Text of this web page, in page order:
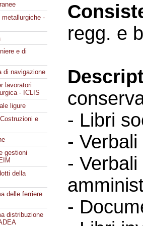
-
e di
di navigazione
lavoratori
- ICLIS
ligure
e
gestioni
della
delle ferriere
distribuzione
regg. e
- Libri
-
-
-